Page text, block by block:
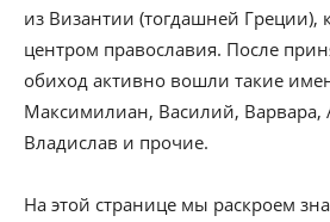
из Византии (тогдашней Греции),
центром православия. После
обиход активно вошли такие
Максимилиан, Василий, Варвара,
Владислав и прочие.
На этой странице мы раскроем